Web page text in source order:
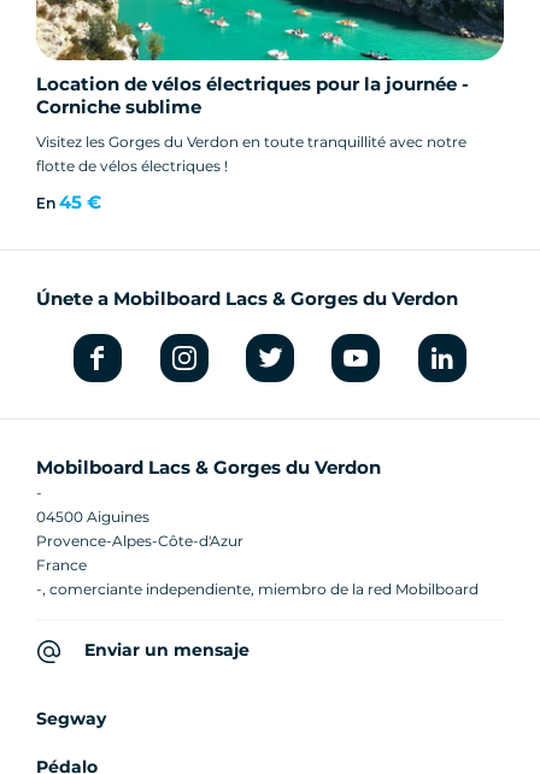
Location de vélos électriques pour la journée -
Corniche sublime
Visitez les Gorges du Verdon en toute tranquillité avec notre
flotte de vélos électriques !
En 45 €
Únete a Mobilboard Lacs & Gorges du Verdon
Mobilboard Lacs & Gorges du Verdon
-
04500 Aiguines
Provence-Alpes-Côte-d'Azur
France
-, comerciante independiente, miembro de la red Mobilboard
Enviar un mensaje
Segway
Pédalo